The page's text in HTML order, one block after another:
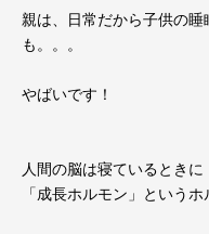
親は、日常だから子供の
も。。。
やばいです！
人間の脳は寝ているときに
「成長ホルモン」という